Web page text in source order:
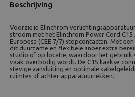
Beschrijving
Voorzie je Elinchrom
stroom met het Elinchrom Power Cord
Europese (CEE 7/7) stopcontacten. Met
dit duurzame en flexibele snoer extra
studio of op locatie, waardoor het gebruik
vaak overbodig wordt. De C15 haakse
stevige aansluiting en optimale
ruimtes of achter apparatuurrekken.